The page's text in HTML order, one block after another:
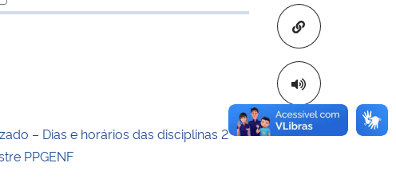
Copiar para
de transferência
– Dias e horários das disciplinas 2°
PPGENF